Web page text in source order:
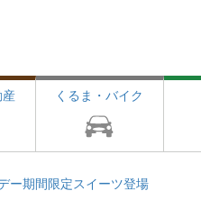
くるま・バイク
期間限定スイーツ登場